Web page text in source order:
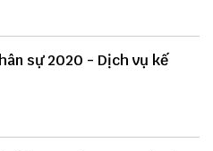
sự 2020 - Dịch vụ kế